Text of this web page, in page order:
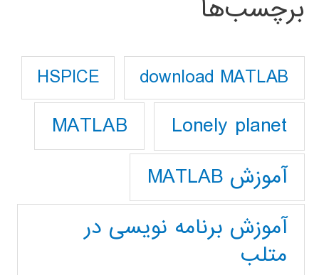
برچسب‌ها
download MATLAB
HSPICE
Lonely planet
MATLAB
آموزش MATLAB
آموزش برنامه نویسی در
متلب